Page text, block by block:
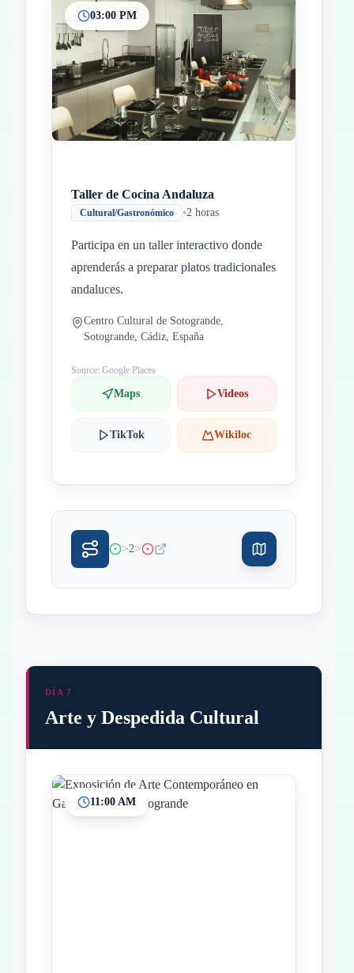
03:00 PM
Taller de Cocina Andaluza
Cultural/Gastronómico •2 horas
Participa en un taller interactivo donde
aprenderás a preparar platos tradicionales
andaluces.
Centro Cultural de Sotogrande,
Sotogrande, Cádiz, España
Source: Google Places
Maps Videos
TikTok Wikiloc
>2>
DÍA 7
Arte y Despedida Cultural
11:00 AM